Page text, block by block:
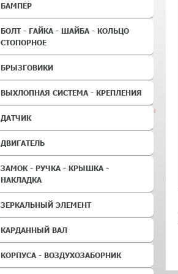
БАМПЕР
БОЛТ - ГАЙКА - ШАЙБА - КОЛЬЦО
СТОПОРНОЕ
БРЫЗГОВИКИ
ВЫХЛОПНАЯ СИСТЕМА - КРЕПЛЕНИЯ
ДАТЧИК
ДВИГАТЕЛЬ
ЗАМОК - РУЧКА - КРЫШКА -
НАКЛАДКА
ЗЕРКАЛЬНЫЙ ЭЛЕМЕНТ
КАРДАННЫЙ ВАЛ
КОРПУСА - ВОЗДУХОЗАБОРНИК